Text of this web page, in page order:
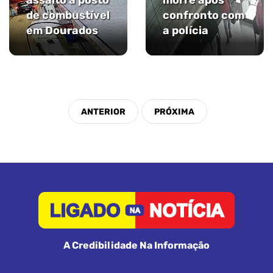
de combustível
em Dourados
confronto com
a polícia
A Credibilidade Na Informação